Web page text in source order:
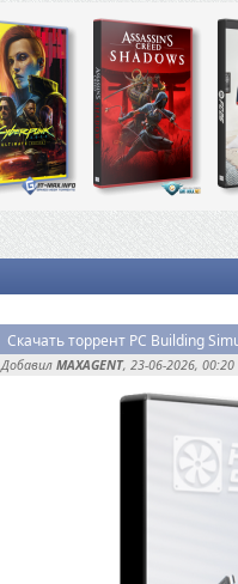
Скачать торрент PC Building
Добавил MAXAGENT, 23-06-2026, 00:20